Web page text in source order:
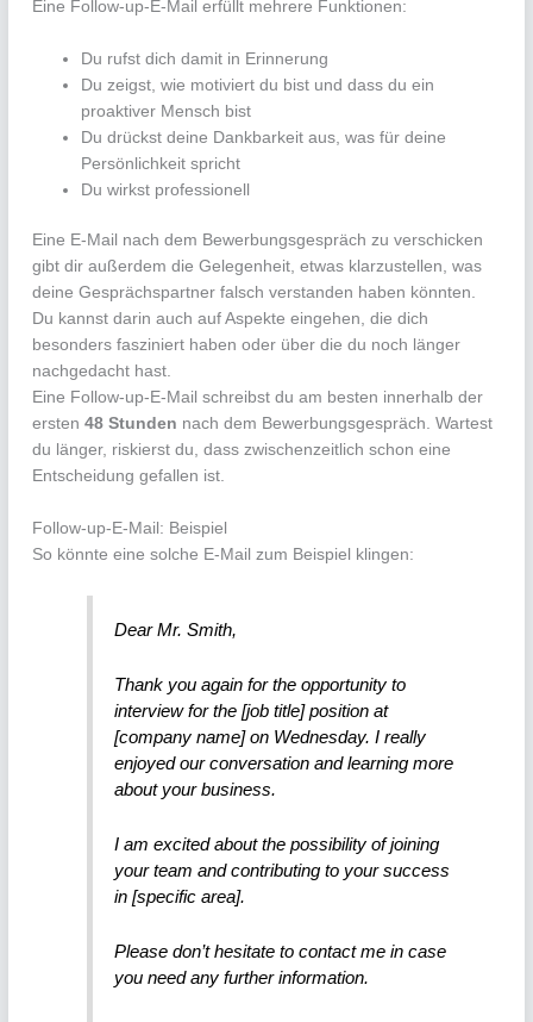
Eine Follow-up-E-Mail erfüllt mehrere Funktionen:
Du rufst dich damit in Erinnerung
Du zeigst, wie motiviert du bist und dass du ein
proaktiver Mensch bist
Du drückst deine Dankbarkeit aus, was für deine
Persönlichkeit spricht
Du wirkst professionell
Eine E-Mail nach dem Bewerbungsgespräch zu verschicken
gibt dir außerdem die Gelegenheit, etwas klarzustellen, was
deine Gesprächspartner falsch verstanden haben könnten.
Du kannst darin auch auf Aspekte eingehen, die dich
besonders fasziniert haben oder über die du noch länger
nachgedacht hast.
Eine Follow-up-E-Mail schreibst du am besten innerhalb der
ersten48 Stunden nach dem Bewerbungsgespräch. Wartest
du länger, riskierst du, dass zwischenzeitlich schon eine
Entscheidung gefallen ist.
Follow-up-E-Mail: Beispiel
So könnte eine solche E-Mail zum Beispiel klingen:
Dear Mr. Smith,
Thank you again for the opportunity to
interview for the [job title] position at
[company name] on Wednesday. I really
enjoyed our conversation and learning more
about your business.
I am excited about the possibility of joining
your team and contributing to your success
in [specific area].
Please don’t hesitate to contact me in case
you need any further information.